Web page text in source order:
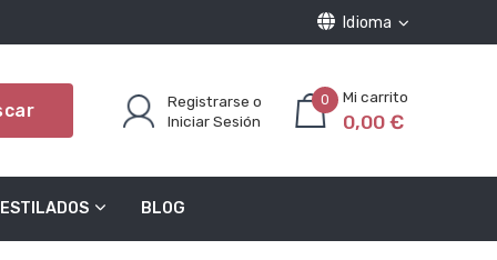
Idioma
Registrarse o
Iniciar Sesión
0
0,00 €
BLOG